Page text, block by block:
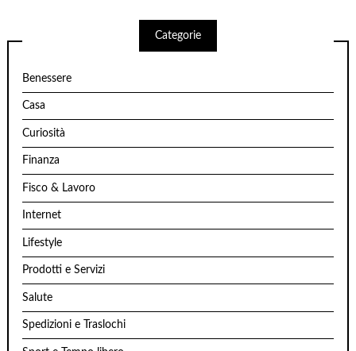
Categorie
Benessere
Casa
Curiosità
Finanza
Fisco & Lavoro
Internet
Lifestyle
Prodotti e Servizi
Salute
Spedizioni e Traslochi